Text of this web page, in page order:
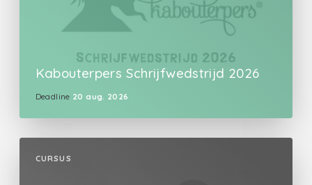
Kabouterpers Schrijfwedstrijd 2026
Deadline 20 aug. 2026
CURSUS